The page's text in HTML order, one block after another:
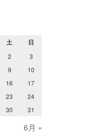
土 日
2
3
9
10
16
17
23
24
30 31
6月 »